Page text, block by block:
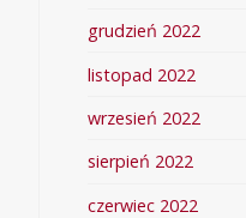
grudzień 2022
listopad 2022
wrzesień 2022
sierpień 2022
czerwiec 2022